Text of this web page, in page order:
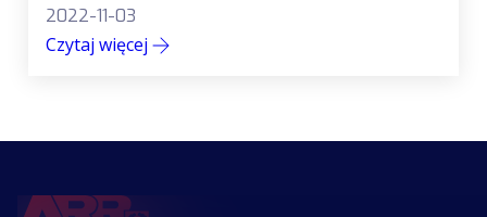
2022-11-03
Czytaj więcej